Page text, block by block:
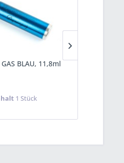
BLAU, 11,8ml
1 Stück